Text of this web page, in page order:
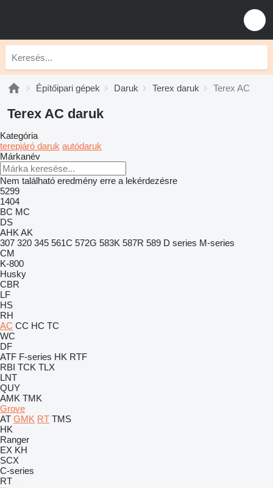
Építőipari gépek Daruk Terex daruk Terex AC
Terex AC daruk
Kategória
terepjáró daruk autódaruk
Márkanév
Nem található eredmény erre a lekérdezésre
5299
1404
BC MC
DS
AHK AK
307 320 345 561C 572G 583K 587R 589 D series M-series
CM
K-800
Husky
CBR
LF
HS
RH
AC CC HC TC
WC
DF
ATF F-series HK RTF
RBI TCK TLX
LNT
QUY
AMK TMK
Grove
AT GMK RT TMS
HK
Ranger
EX KH
SCX
C-series
RT